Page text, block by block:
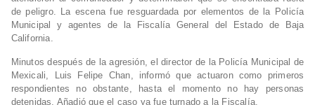
de peligro. La escena fue resguardada por elementos de la Policía
Municipal y agentes de la Fiscalía General del Estado de Baja
California.
Minutos después de la agresión, el director de la Policía Municipal de
Mexicali, Luis Felipe Chan, informó que actuaron como primeros
respondientes no obstante, hasta el momento no hay personas
detenidas. Añadió que el caso ya fue turnado a la Fiscalía.